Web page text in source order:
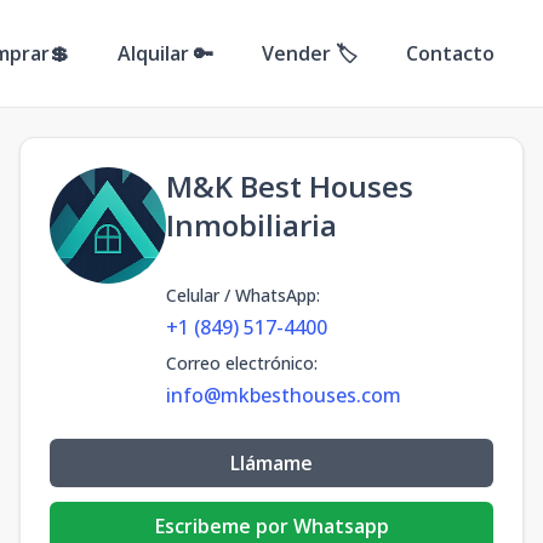
Alquilar 🔑 Vender 🏷️ Contacto
M&K Best Houses
Inmobiliaria
Celular / WhatsApp:
+1 (849) 517-4400
Correo electrónico:
info@mkbesthouses.com
Llámame
Escribeme por Whatsapp